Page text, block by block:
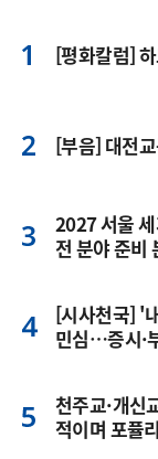
[평화칼럼]
[부음] 대전
2027 서울
전 분야 준비
[시사천국] '
민심…증시·
천주교·개신
적이며 포퓰